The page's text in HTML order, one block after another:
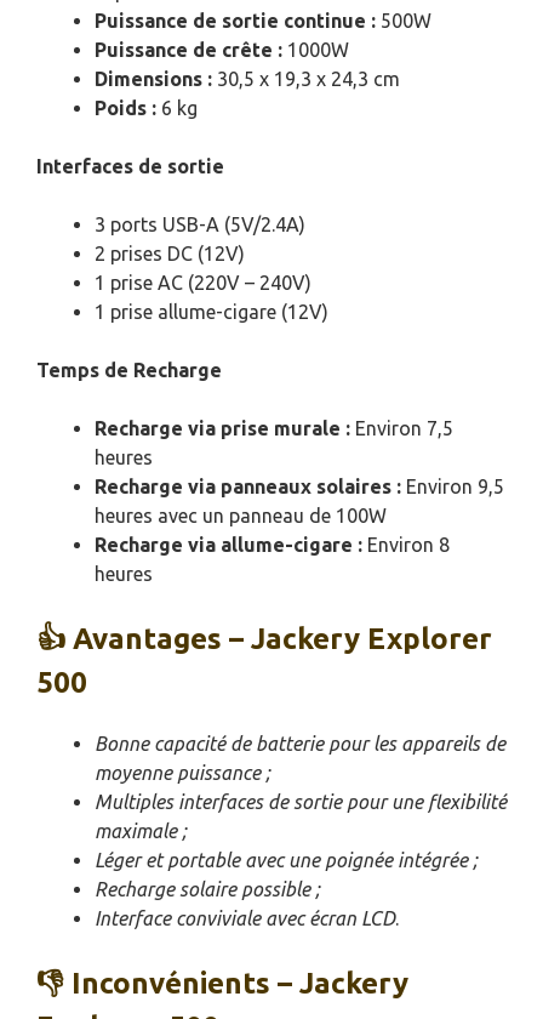
Puissance de sortie continue : 500W
Puissance de crête : 1000W
Dimensions : 30,5 x 19,3 x 24,3 cm
Poids : 6 kg
Interfaces de sortie
3 ports USB-A (5V/2.4A)
2 prises DC (12V)
1 prise AC (220V – 240V)
1 prise allume-cigare (12V)
Temps de Recharge
Recharge via prise murale : Environ 7,5
heures
Recharge via panneaux solaires : Environ 9,5
heures avec un panneau de 100W
Recharge via allume-cigare : Environ 8
heures
👍 Avantages – Jackery Explorer
500
Bonne capacité de batterie pour les appareils de
moyenne puissance ;
Multiples interfaces de sortie pour une flexibilité
maximale ;
Léger et portable avec une poignée intégrée ;
Recharge solaire possible ;
Interface conviviale avec écran LCD.
👎 Inconvénients – Jackery